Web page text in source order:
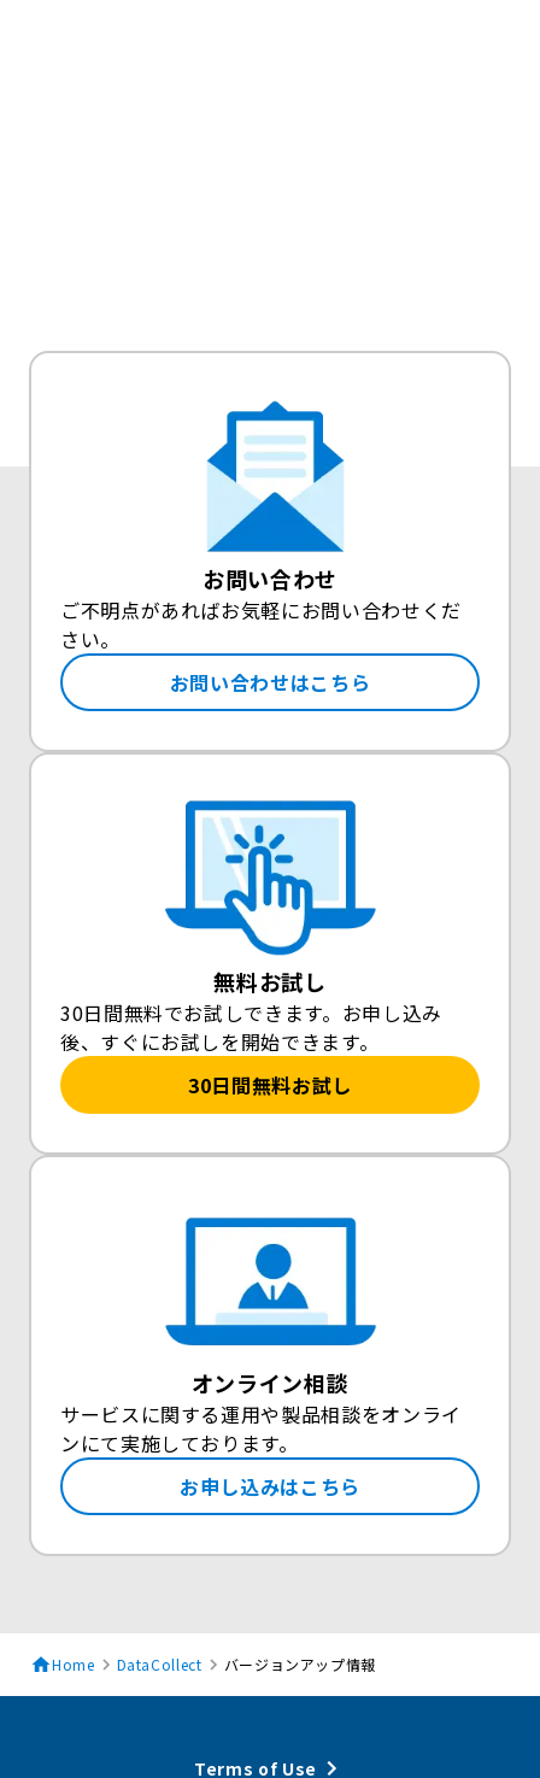
お問い合わせ
ご不明点があればお気軽にお問い合わせくだ
さい。
お問い合わせはこちら
無料お試し
30日間無料でお試しできます。お申し込み
後、すぐにお試しを開始できます。
30日間無料お試し
オンライン相談
サービスに関する運用や製品相談をオンライ
ンにて実施しております。
お申し込みはこちら
Home DataCollect バージョンアップ情報
Terms of Use